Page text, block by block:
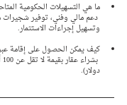
ما هي التسهيلات الحكومية
دعم مالي وفني، توفير شجيرات
وتسهيل إجراءات الاستثمار.
كيف يمكن الحصول على إقامة عبر
دولار).